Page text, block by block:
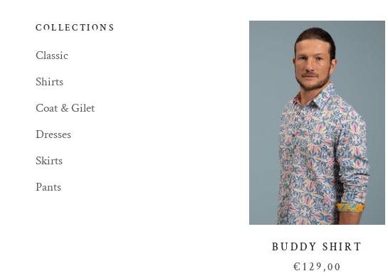
COLLECTIONS
Classic
Shirts
Coat & Gilet
Dresses
Skirts
Pants
BUDDY SHIRT
€129,00